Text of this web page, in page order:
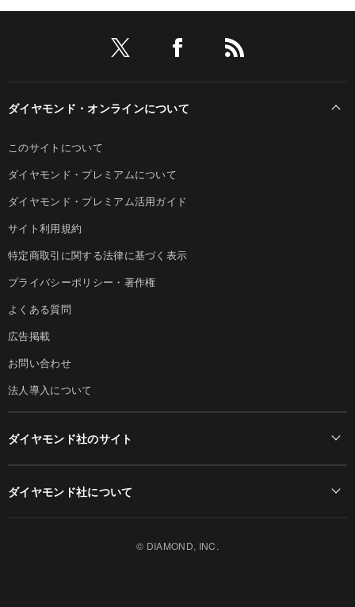
ダイヤモンド・オンラインについて
このサイトについて
ダイヤモンド・プレミアムについて
ダイヤモンド・プレミアム活用ガイド
サイト利用規約
特定商取引に関する法律に基づく表示
プライバシーポリシー・著作権
よくある質問
広告掲載
お問い合わせ
法人導入について
ダイヤモンド社のサイト
ダイヤモンド社について
© DIAMOND, INC.